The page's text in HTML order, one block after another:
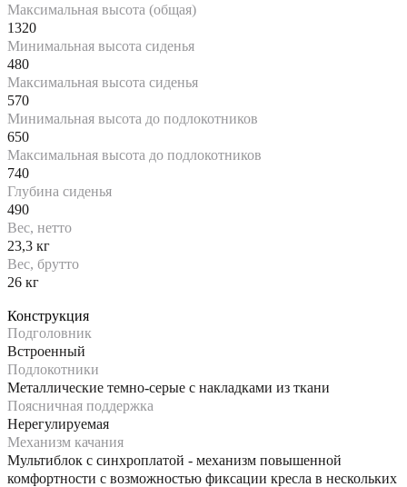
Максимальная высота (общая)
1320
Минимальная высота сиденья
480
Максимальная высота сиденья
570
Минимальная высота до подлокотников
650
Максимальная высота до подлокотников
740
Глубина сиденья
490
Вес, нетто
23,3 кг
Вес, брутто
26 кг
Конструкция
Подголовник
Встроенный
Подлокотники
Металлические темно-серые с накладками из ткани
Поясничная поддержка
Нерегулируемая
Механизм качания
Мультиблок с синхроплатой - механизм повышенной
комфортности с возможностью фиксации кресла в нескольких